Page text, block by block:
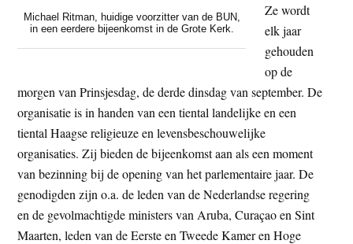
Michael Ritman, huidige voorzitter van de BUN,
in een eerdere bijeenkomst in de Grote Kerk.
Ze wordt
elk jaar
gehouden
op de
morgen van Prinsjesdag, de derde dinsdag van september. De
organisatie is in handen van een tiental landelijke en een
tiental Haagse religieuze en levensbeschouwelijke
organisaties. Zij bieden de bijeenkomst aan als een moment
van bezinning bij de opening van het parlementaire jaar. De
genodigden zijn o.a. de leden van de Nederlandse regering
en de gevolmachtigde ministers van Aruba, Curaçao en Sint
Maarten, leden van de Eerste en Tweede Kamer en Hoge